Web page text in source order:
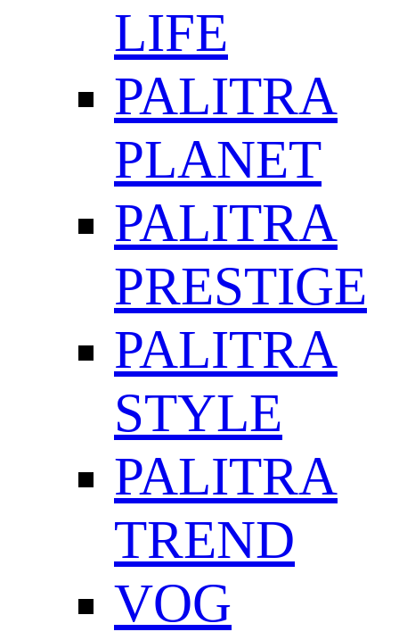
LIFE
PALITRA
PLANET
PALITRA
PRESTIGE
PALITRA
STYLE
PALITRA
TREND
VOG